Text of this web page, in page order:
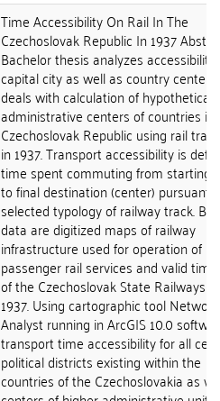
Time Accessibility On Rail In The
Czechoslovak Republic In 1937
Bachelor thesis analyzes
capital city as well as country
deals with calculation of hypothetical
administrative centers of countries in
Czechoslovak Republic using rail
in 1937. Transport accessibility is
time spent commuting from starting
to final destination (center) pursuant
selected typology of railway track.
data are digitized maps of railway
infrastructure used for operation of
passenger rail services and valid
of the Czechoslovak State Railways
1937. Using cartographic tool Network
Analyst running in ArcGIS 10.0
transport time accessibility for all
political districts existing within the
countries of the Czechoslovakia as